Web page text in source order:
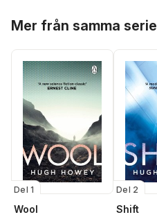
Mer från samma serie
Del 1
Wool
Del 2
Shift